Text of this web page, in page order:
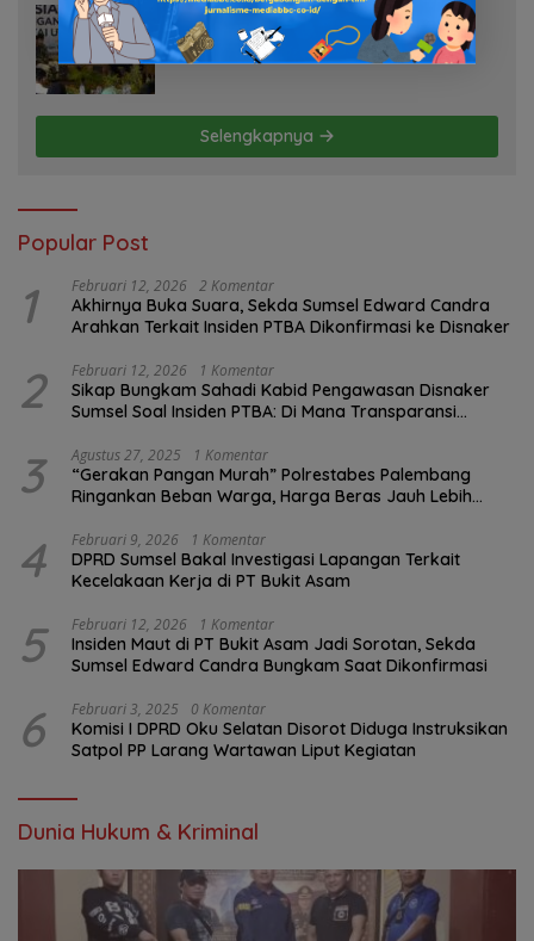
Agustus 7, 2026
Selamatkan Lahan Pertanian Brebes
dari Banjir, Kemendagri Dorong
Selengkapnya
Popular Post
1 Februari 12, 2026 2 Komentar
Akhirnya Buka Suara, Sekda Sumsel Edward Candra
Arahkan Terkait Insiden PTBA Dikonfirmasi ke Disnaker
2 Februari 12, 2026 1 Komentar
Sikap Bungkam Sahadi Kabid Pengawasan Disnaker
Sumsel Soal Insiden PTBA: Di Mana Transparansi
3 Agustus 27, 2025 1 Komentar
“Gerakan Pangan Murah” Polrestabes Palembang
Ringankan Beban Warga, Harga Beras Jauh Lebih
4 Februari 9, 2026 1 Komentar
DPRD Sumsel Bakal Investigasi Lapangan Terkait
Kecelakaan Kerja di PT Bukit Asam
5 Februari 12, 2026 1 Komentar
Insiden Maut di PT Bukit Asam Jadi Sorotan, Sekda
Sumsel Edward Candra Bungkam Saat Dikonfirmasi
6 Februari 3, 2025 0 Komentar
Komisi I DPRD Oku Selatan Disorot Diduga Instruksikan
Satpol PP Larang Wartawan Liput Kegiatan
Dunia Hukum & Kriminal